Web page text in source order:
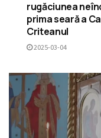
rugăciunea
prima seară a
Criteanul
2025-03-04